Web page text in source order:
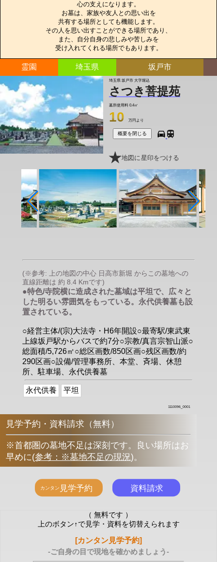
心の支えになります。
お墓は、家族や友人との思い出を
共有する場所としても機能します。
その人を思い出すことができる場所であり、
また、自分自身の悲しみや苦しみを
受け入れてくれる場所でもあります。
霊園 埼玉県 坂戸市
埼玉県 坂戸市 大字堀込
さつき菩提苑
墓所使用料 0.4㎡
10 万円より
概要を閉じる
地図に星印をつける
(※参考: 上の地図の中心 日高市新堀 からこの墓地への
直線距離は 約 8.4 Kmです)
●特色/寺院横に造成された墓域は平坦で、広々と
した明るい雰囲気をもっている。永代供養墓も設
置されている。
○経営主体/(宗)大法寺・H6年開設○最寄駅/東武東
上線坂戸駅からバスで約7分○宗教/真言宗智山派○
総面積/5,726㎡○総区画数/850区画○残区画数/約
290区画○設備/管理事務所、本堂、斉場、休憩
所、駐車場、永代供養墓
永代供養 平坦
1110096_0001
見学予約・資料請求（無料）
※首都圏の墓地不足は深刻です。良い場所はお
早めに(参考：※墓地不足の現況)。
（ 無料です ）
上のボタン↑で見学・資料を切替えられます
[カンタン見学予約]
-ご自身の目で現地を確かめましょう-